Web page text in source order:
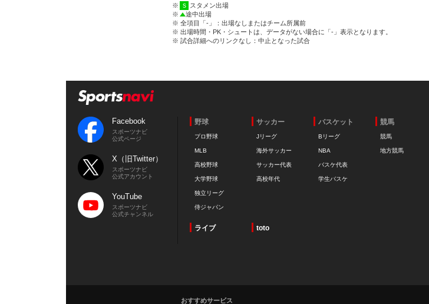
※
スタメン出場
※
途中出場
※ 全項目「-」：出場なしまたはチーム所属前
※ 出場時間・PK・シュートは、データがない場合に「-」表示となります。
※ 試合詳細へのリンクなし：中止となった試合
Facebook
スポーツナビ
公式ページ
X（旧Twitter）
スポーツナビ
公式アカウント
YouTube
スポーツナビ
公式チャンネル
野球
プロ野球
MLB
高校野球
大学野球
独立リーグ
侍ジャパン
サッカー
Jリーグ
海外サッカー
サッカー代表
高校年代
バスケット
Bリーグ
NBA
バスケ代表
学生バスケ
競馬
競馬
地方競馬
ライブ toto
おすすめサービス